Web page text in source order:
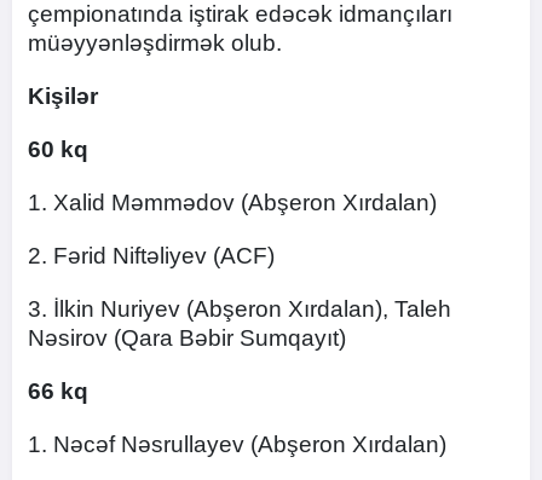
çempionatında iştirak edəcək idmançıları
müəyyənləşdirmək olub.
Kişilər
60 kq
1. Xalid Məmmədov (Abşeron Xırdalan)
2. Fərid Niftəliyev (ACF)
3. İlkin Nuriyev (Abşeron Xırdalan), Taleh
Nəsirov (Qara Bəbir Sumqayıt)
66 kq
1. Nəcəf Nəsrullayev (Abşeron Xırdalan)